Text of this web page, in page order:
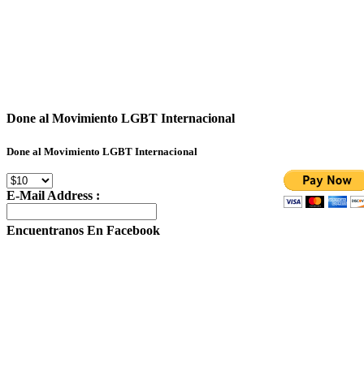
Done al Movimiento LGBT Internacional
Done al Movimiento LGBT Internacional
E-Mail Address :
Encuentranos En Facebook